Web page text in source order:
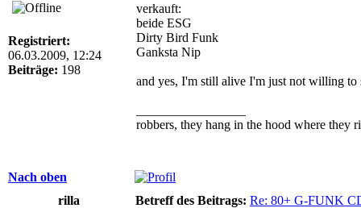
Registriert:
06.03.2009, 12:24
Beiträge: 198
verkauft:
beide ESG
Dirty Bird Funk
Ganksta Nip
and yes, I'm still alive I'm just not willing to
robbers, they hang in the hood where they
Nach oben
rilla
Betreff des Beitrags: Re: 80+ G-FUNK